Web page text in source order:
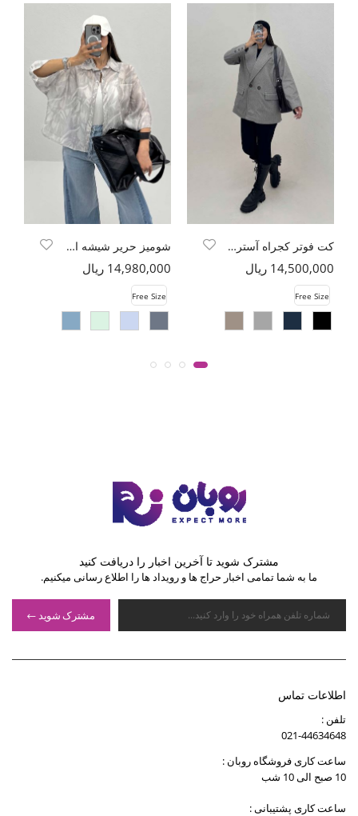
کت فوتر کجراه آستردار زمرد
14,500,000 ریال
Free Size
شومیز حریر شیشه ای محو پشت پیله
14,980,000 ریال
Free Size
مشترک شوید تا آخرین اخبار را دریافت کنید
ما به شما تمامی اخبار حراج ها و رویداد ها را اطلاع رسانی میکنیم.
مشترک شوید
اطلاعات تماس
تلفن :
021-44634648
ساعت کاری فروشگاه روبان :
10 صبح الی 10 شب
ساعت کاری پشتیبانی :